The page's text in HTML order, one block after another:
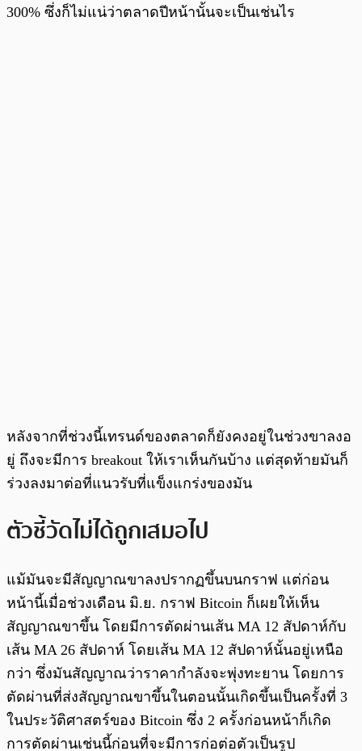
300% ซึ่งก็ไม่แน่ว่าตลาดปีหน้านั้นจะเป็นเช่นไร
หลังจากที่ช่วงนี้เทรนด์ของตลาดก็ยังคงอยู่ในช่วงขาลงอ
ยู่ ถึงจะมีการ breakout ให้เราเห็นกันบ้าง แต่สุดท้ายมันก็
ร่วงลงมาต่อที่แนวรับที่แข็งแกร่งของมัน
ตัวชี้วัดไม่ได้ถูกเสมอไป
แม้มันจะมีสัญญาณขาลงปรากฏขึ้นบนกราฟ แต่ก่อน
หน้านี้เมื่อช่วงเดือน มิ.ย. กราฟ Bitcoin ก็เผยให้เห็น
สัญญาณขาขึ้น โดยมีการตัดผ่านเส้น MA 12 สัปดาห์กับ
เส้น MA 26 สัปดาห์ โดยเส้น MA 12 สัปดาห์นั้นอยู่เหนือ
กว่า ซึ่งมันสัญญาณว่าราคากำลังจะพุ่งทะยาน โดยการ
ตัดผ่านที่ส่งสัญญาณขาขึ้นในตอนนั้นเกิดขึ้นเป็นครั้งที่ 3
ในประวัติศาสตร์ของ Bitcoin ซึ่ง 2 ครั้งก่อนหน้าก็เกิด
การตัดผ่านเช่นนี้ก่อนที่จะมีการก่อต่อตัวเป็นรูป